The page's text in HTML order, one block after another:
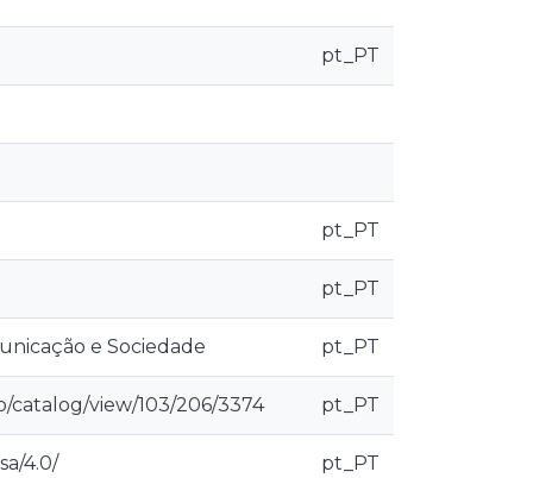
pt_PT
pt_PT
pt_PT
e Sociedade pt_PT
view/103/206/3374 pt_PT
4.0/ pt_PT